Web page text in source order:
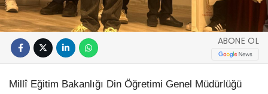
ABONE OL
Millî Eğitim Bakanlığı Din Öğretimi Genel Müdürlüğü